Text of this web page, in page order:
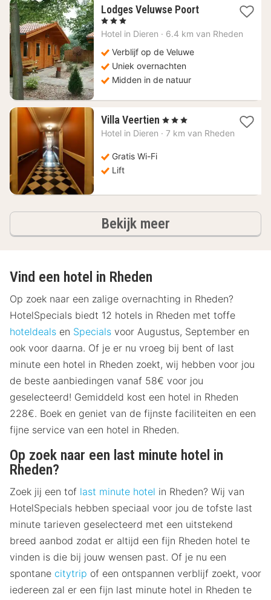
Lodges Veluwse Poort1
vanaf
, 3 Sterren
Hotel in Dieren · 6.4 km van Rheden
Verblijf op de Veluwe
Uniek overnachten
Midden in de natuur
Villa Veertien 1
nacht
, 3 Sterren
Hotel in Dieren · 7 km van Rheden
Gratis Wi-Fi
Lift
Bekijk meerhotels
Vind een hotel in Rheden
Op zoek naar een zalige overnachting in Rheden?
HotelSpecials biedt 12 hotels in Rheden met toffe
hoteldeals en Specials voor Augustus, September en
ook voor daarna. Of je er nu vroeg bij bent of last
minute een hotel in Rheden zoekt, wij hebben voor jou
de beste aanbiedingen vanaf 58€ voor jou
geselecteerd! Gemiddeld kost een hotel in Rheden
228€. Boek en geniet van de fijnste faciliteiten en een
fijne service van een hotel in Rheden.
Op zoek naar een last minute hotel in
Rheden?
Zoek jij een tof last minute hotel in Rheden? Wij van
HotelSpecials hebben speciaal voor jou de tofste last
minute tarieven geselecteerd met een uitstekend
breed aanbod zodat er altijd een fijn Rheden hotel te
vinden is die bij jouw wensen past. Of je nu een
spontane citytrip of een ontspannen verblijf zoekt, voor
iedereen zal er een fijn last minute hotel in Rheden te